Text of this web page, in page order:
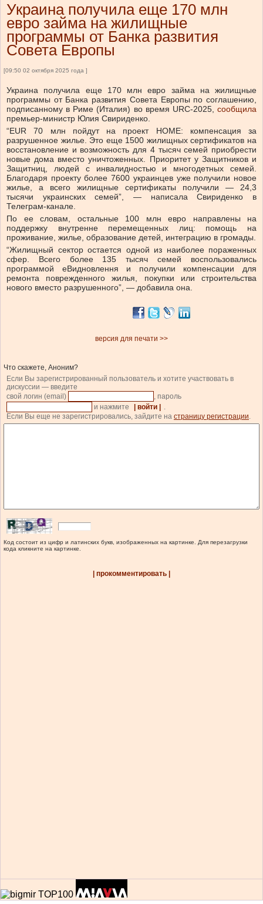
Украина получила еще 170 млн
евро займа на жилищные
программы от Банка развития
Совета Европы
[09:50 02 октября 2025 года ]
Украина получила еще 170 млн евро займа на жилищные
программы от Банка развития Совета Европы по соглашению,
подписанному в Риме (Италия) во время URC-2025, сообщила
премьер-министр Юлия Свириденко.
“EUR 70 млн пойдут на проект HOME: компенсация за
разрушенное жилье. Это еще 1500 жилищных сертификатов на
восстановление и возможность для 4 тысяч семей приобрести
новые дома вместо уничтоженных. Приоритет у Защитников и
Защитниц, людей с инвалидностью и многодетных семей.
Благодаря проекту более 7600 украинцев уже получили новое
жилье, а всего жилищные сертификаты получили — 24,3
тысячи украинских семей”, — написала Свириденко в
Телеграм-канале.
По ее словам, остальные 100 млн евро направлены на
поддержку внутренне перемещенных лиц: помощь на
проживание, жилье, образование детей, интеграцию в громады.
“Жилищный сектор остается одной из наиболее пораженных
сфер. Всего более 135 тысяч семей воспользовались
программой еВидновлення и получили компенсации для
ремонта поврежденного жилья, покупки или строительства
нового вместо разрушенного”, — добавила она.
версия для печати >>
Что скажете, Аноним?
Если Вы зарегистрированный пользователь и хотите участвовать в
дискуссии — введите
свой логин (email)
, пароль
и нажмите
| войти |
.
Если Вы еще не зарегистрировались, зайдите на страницу регистрации.
Код состоит из цифр и латинских букв, изображенных на картинке. Для перезагрузки
кода кликните на картинке.
| прокомментировать |